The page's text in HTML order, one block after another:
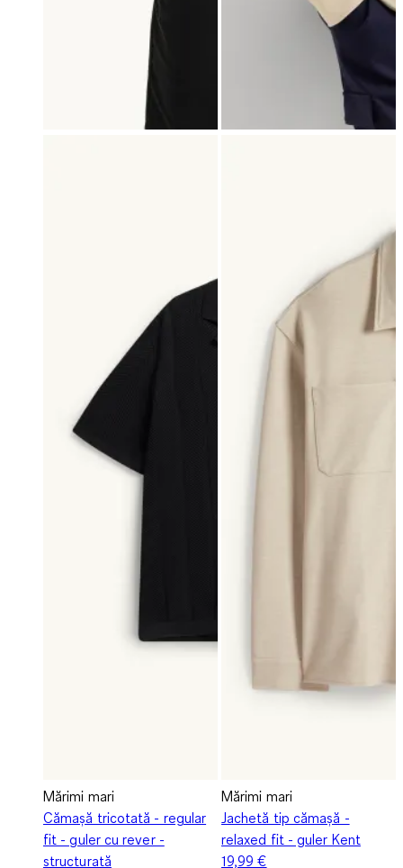
Mărimi mari
Cămașă tricotată - regular
fit - guler cu rever -
structurată
Mărimi mari
Jachetă tip cămașă -
relaxed fit - guler Kent
19,99 €